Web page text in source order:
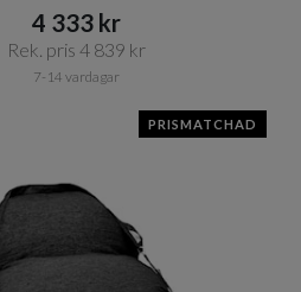
4 333 kr​​
Rek. pris 4 839 kr​​
7-14 vardagar
PRISMATCHAD